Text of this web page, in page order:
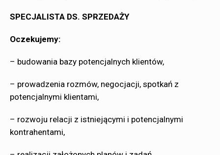
SPECJALISTA DS. SPRZEDAŻY
Oczekujemy:
– budowania bazy potencjalnych klientów,
– prowadzenia rozmów, negocjacji, spotkań z
potencjalnymi klientami,
– rozwoju relacji z istniejącymi i potencjalnymi
kontrahentami,